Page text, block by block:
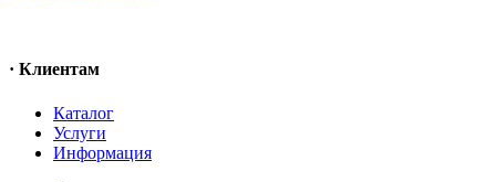
· Клиентам
Каталог
Услуги
Информация